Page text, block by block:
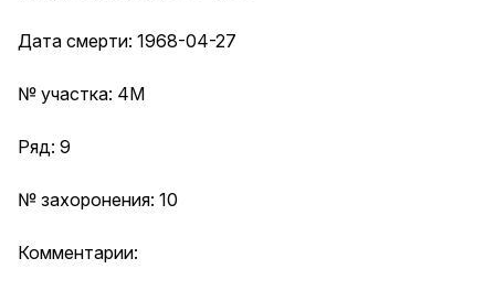
Дата смерти: 1968-04-27
№ участка: 4М
Ряд: 9
№ захоронения: 10
Комментарии: